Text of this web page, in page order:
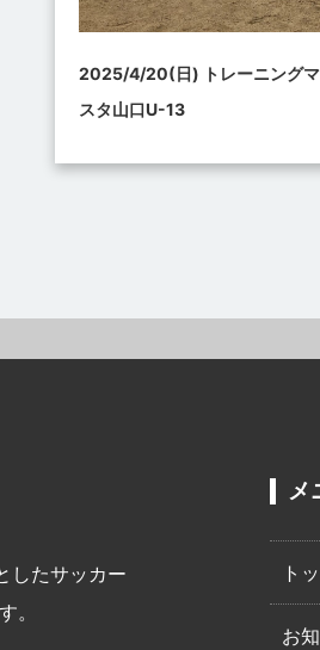
2025/4/20(日) トレーニング
スタ山口U-13
したサッカー
。
メ
ト
お